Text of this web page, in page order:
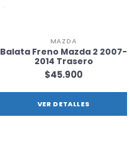
MAZDA
Balata Freno Mazda 2 2007-
2014 Trasero
$45.900
VER DETALLES